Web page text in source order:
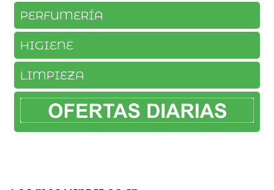
PERFUMERÍA
HIGIENE
LIMPIEZA